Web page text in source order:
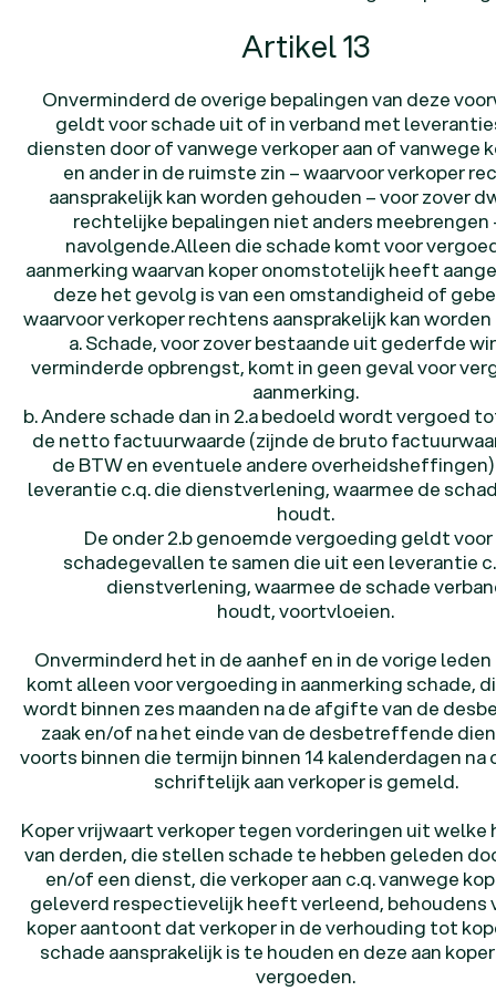
Artikel 13
Onverminderd de overige bepalingen van deze
geldt voor schade uit of in verband met
diensten door of vanwege verkoper aan of vanwege
en ander in de ruimste zin – waarvoor verkoper
aansprakelijk kan worden gehouden – voor zover
rechtelijke bepalingen niet anders meebrengen
navolgende.Alleen die schade komt voor
aanmerking waarvan koper onomstotelijk heeft
deze het gevolg is van een omstandigheid of
waarvoor verkoper rechtens aansprakelijk kan
a. Schade, voor zover bestaande uit gederfde
verminderde opbrengst, komt in geen geval voor
aanmerking.
b. Andere schade dan in 2.a bedoeld wordt vergoed
de netto factuurwaarde (zijnde de bruto
de BTW en eventuele andere
leverantie c.q. die dienstverlening, waarmee de
houdt.
De onder 2.b genoemde vergoeding geldt
schadegevallen te samen die uit een leverantie
dienstverlening, waarmee de schade
houdt, voortvloeien.
Onverminderd het in de aanhef en in de vorige
komt alleen voor vergoeding in aanmerking schade,
wordt binnen zes maanden na de afgifte van de
zaak en/of na het einde van de desbetreffende
voorts binnen die termijn binnen 14 kalenderdagen
schriftelijk aan verkoper is gemeld.
Koper vrijwaart verkoper tegen vorderingen uit welke
van derden, die stellen schade te hebben geleden
en/of een dienst, die verkoper aan c.q. vanwege
geleverd respectievelijk heeft verleend, behoudens
koper aantoont dat verkoper in de verhouding tot
schade aansprakelijk is te houden en deze aan
vergoeden.